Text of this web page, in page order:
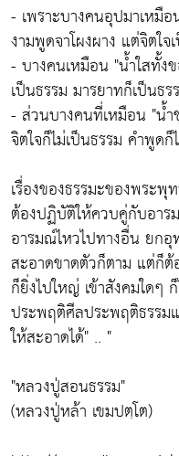
- เพราะบางคนอุปมาเหมือ
งามพูดจาโผงผาง แต่จิตใจ
- บางคนเหมือน "น้ำใสทั้ง
เป็นธรรม มารยาทก็เป็นธร
- ส่วนบางคนที่เหมือน "น้
จิตใจก็ไม่เป็นธรรม คำพูดก็
เรื่องของธรรมะของพระพุ
ต้องปฏิบัติให้ควบคู่กับอาร
อารมณ์ไหวไปทางอื่น ยก
สะอาดขาดตัวก็ตาม แต่ก็ต้
ก็ยิ่งไปใหญ่ เข้าสังคมใดๆ
ประพฤติศีลประพฤติธรรม
ให้สะอาดได้" .. "
"หลวงปู่สอนธรรม"
(หลวงปู่หล้า เขมปตฺโต)